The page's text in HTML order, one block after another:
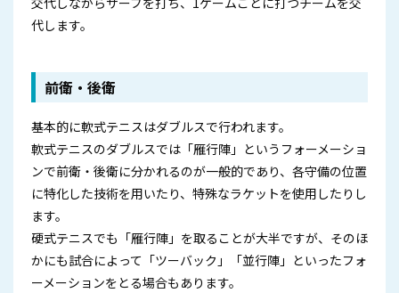
代します。
前衛・後衛
基本的に軟式テニスはダブルスで行われます。
軟式テニスのダブルスでは「雁行陣」というフォーメーショ
ンで前衛・後衛に分かれるのが一般的であり、各守備の位置
に特化した技術を用いたり、特殊なラケットを使用したりし
ます。
硬式テニスでも「雁行陣」を取ることが大半ですが、そのほ
かにも試合によって「ツーバック」「並行陣」といったフォ
ーメーションをとる場合もあります。